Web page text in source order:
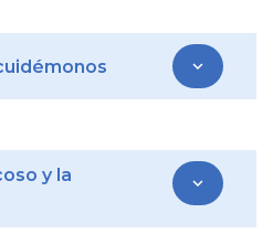
expand_more
y la
expand_more